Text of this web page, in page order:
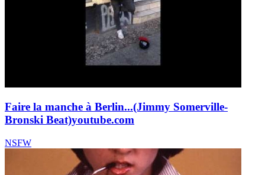
Faire la manche à Berlin...(Jimmy Somerville-
Bronski Beat)youtube.com
NSFW